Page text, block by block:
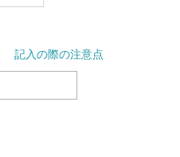
記入の際の注意点